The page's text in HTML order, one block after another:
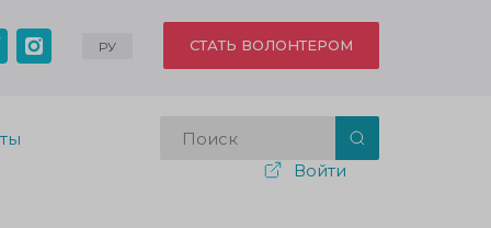
РУ СТАТЬ ВОЛОНТЕРОМ
Войти